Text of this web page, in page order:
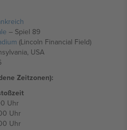
– Spiel 89
(Lincoln Financial Field)
USA
Zeitzonen):
Uhr
Uhr
Uhr